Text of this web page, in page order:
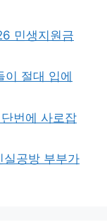
민생지원금
이 절대 입에
번에 사로잡
공방 부부가